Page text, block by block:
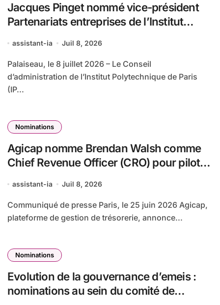
Jacques Pinget nommé vice-président
Partenariats entreprises de l’Institut
assistant-ia Juil 8, 2026
Palaiseau, le 8 juillet 2026 – Le Conseil
d’administration de l’Institut Polytechnique de Paris
(IP...
Nominations
Agicap nomme Brendan Walsh comme
Chief Revenue Officer (CRO) pour piloter
assistant-ia Juil 8, 2026
Communiqué de presse Paris, le 25 juin 2026 Agicap,
plateforme de gestion de trésorerie, annonce...
Nominations
Evolution de la gouvernance d’emeis :
nominations au sein du comité de